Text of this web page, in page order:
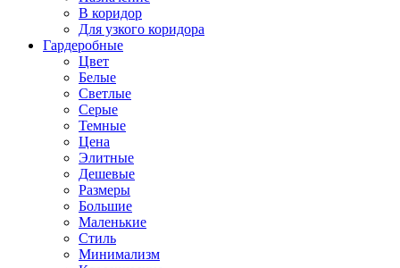
В коридор
Для узкого коридора
Гардеробные
Цвет
Белые
Светлые
Серые
Темные
Цена
Элитные
Дешевые
Размеры
Большие
Маленькие
Стиль
Минимализм